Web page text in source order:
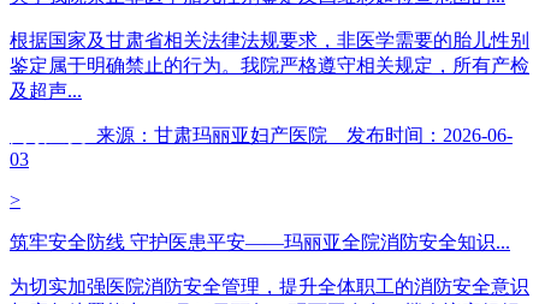
根据国家及甘肃省相关法律法规要求，非医学需要的胎儿性别
鉴定属于明确禁止的行为。我院严格遵守相关规定，所有产检
及超声...
来源：甘肃玛丽亚妇产医院 发布时间：2026-06-
03
>
筑牢安全防线 守护医患平安——玛丽亚全院消防安全知识...
为切实加强医院消防安全管理，提升全体职工的消防安全意识